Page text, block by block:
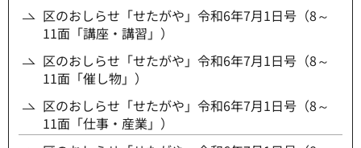
区のおしらせ「せたがや」令和6年7月1日号（8～
11面「講座・講習」）
区のおしらせ「せたがや」令和6年7月1日号（8～
11面「催し物」）
区のおしらせ「せたがや」令和6年7月1日号（8～
11面「仕事・産業」）